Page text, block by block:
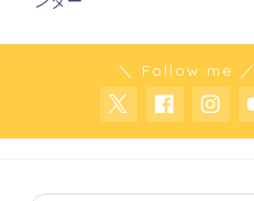
＼ Follow me ／